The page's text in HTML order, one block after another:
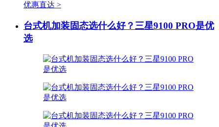
优惠直达 >
台式机加装固态选什么好？三星9100 PRO是优
选